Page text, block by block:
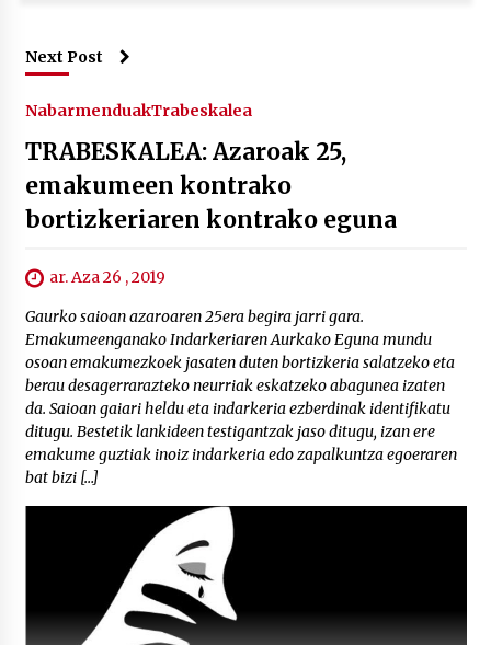
Next Post
NabarmenduakTrabeskalea
TRABESKALEA: Azaroak 25,
emakumeen kontrako
bortizkeriaren kontrako eguna
ar. Aza 26 , 2019
Gaurko saioan azaroaren 25era begira jarri gara.
Emakumeenganako Indarkeriaren Aurkako Eguna mundu
osoan emakumezkoek jasaten duten bortizkeria salatzeko eta
berau desagerrarazteko neurriak eskatzeko abagunea izaten
da. Saioan gaiari heldu eta indarkeria ezberdinak identifikatu
ditugu. Bestetik lankideen testigantzak jaso ditugu, izan ere
emakume guztiak inoiz indarkeria edo zapalkuntza egoeraren
bat bizi […]